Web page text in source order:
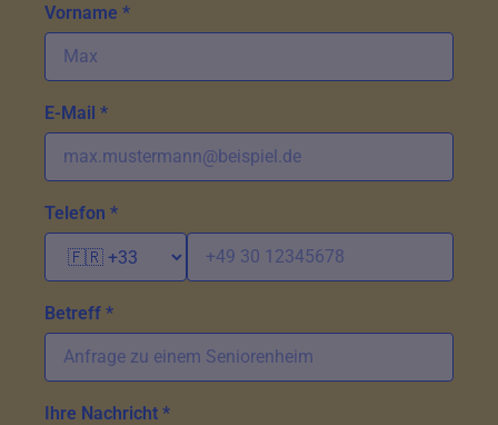
Vorname *
E-Mail *
Telefon *
Betreff *
Ihre Nachricht *